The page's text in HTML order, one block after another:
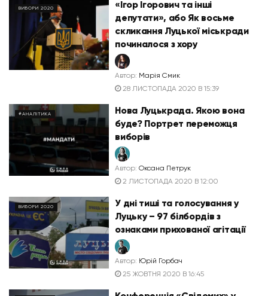
ВИБОРИ 2020
«Ігор Ігорович та інші
депутати», або Як восьме
скликання Луцької міськради
починалося з хору
Автор: Марія Смик
28 ЛИСТОПАДА 2020 В 15:39
#АНАЛІТИКА
Нова Луцькрада. Якою вона
буде? Портрет переможця
виборів
Автор: Оксана Петрук
2 ЛИСТОПАДА 2020 В 12:00
ВИБОРИ 2020
У дні тиші та голосування у
Луцьку – 97 білбордів з
ознаками прихованої агітації
Автор: Юрій Горбач
25 ЖОВТНЯ 2020 В 16:45